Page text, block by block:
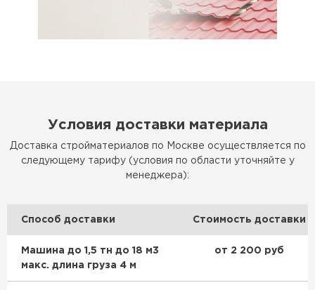
Условия доставки материала
Доставка стройматериалов по Москве осуществляется по
следующему тарифу (условия по области уточняйте у
менеджера):
Способ доставки Стоимость доставки
Машина до 1,5 тн до 18 м3
макс. длина груза 4 м
от 2 200 руб